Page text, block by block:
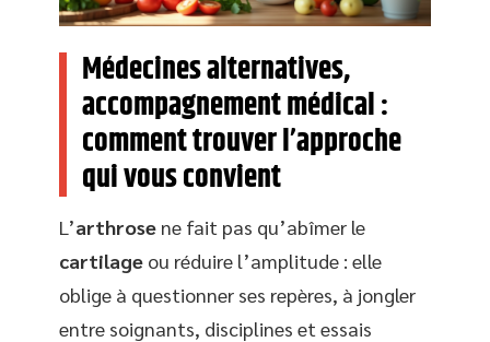
Médecines alternatives,
accompagnement médical :
comment trouver l’approche
qui vous convient
L’arthrose ne fait pas qu’abîmer le
cartilage ou réduire l’amplitude : elle
oblige à questionner ses repères, à jongler
entre soignants, disciplines et essais